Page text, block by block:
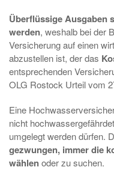
Überflüssige Ausgaben
werden, weshalb bei der
Versicherung auf einen
abzustellen ist, der das
entsprechenden
OLG Rostock Urteil vom
Eine
nicht
umgelegt werden dürfen.
gezwungen, immer die
wählenoder zu suchen.